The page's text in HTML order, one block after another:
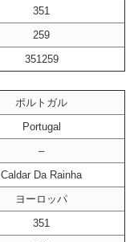
351
259
351259
ポルトガル
Portugal
–
Caldar Da Rainha
ヨーロッパ
351